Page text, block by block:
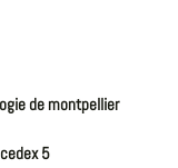
de montpellier
5